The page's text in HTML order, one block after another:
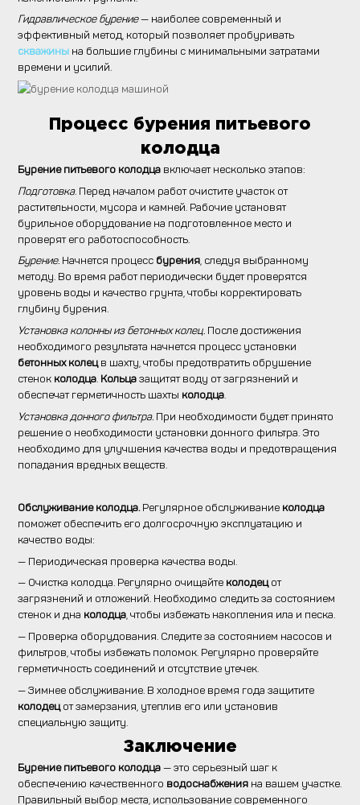
Гидравлическое бурение— наиболее современный и
эффективный метод, который позволяет пробуривать
скважины на большие глубины с минимальными затратами
времени и усилий.
Процесс бурения питьевого
колодца
Бурение питьевого колодца включает несколько этапов:
Подготовка. Перед началом работ очистите участок от
растительности, мусора и камней. Рабочие установят
бурильное оборудование на подготовленное место и
проверят его работоспособность.
Бурение. Начнется процесс бурения, следуя выбранному
методу. Во время работ периодически будет проверятся
уровень воды и качество грунта, чтобы корректировать
глубину бурения.
Установка колонны из бетонных колец. После достижения
необходимого результата начнется процесс установки
бетонных колецв шахту, чтобы предотвратить обрушение
стенок колодца Кольцазащитят воду от загрязнений и
обеспечат герметичность шахты колодца
Установка донного фильтра. При необходимости будет принято
решение о необходимости установки донного фильтра. Это
необходимо для улучшения качества воды и предотвращения
попадания вредных веществ.
Обслуживание колодца. Регулярное обслуживание колодца
поможет обеспечить его долгосрочную эксплуатацию и
качество воды:
— Периодическая проверка качества воды.
— Очистка колодца. Регулярно очищайте колодецот
загрязнений и отложений. Необходимо следить за состоянием
стенок и дна колодца, чтобы избежать накопления ила и песка.
— Проверка оборудования. Следите за состоянием насосов и
фильтров, чтобы избежать поломок. Регулярно проверяйте
герметичность соединений и отсутствие утечек.
— Зимнее обслуживание. В холодное время года защитите
колодецот замерзания, утеплив его или установив
специальную защиту.
Заключение
Бурение питьевого колодца— это серьезный шаг к
обеспечению качественного водоснабжения на вашем участке.
Правильный выбор места, использование современного